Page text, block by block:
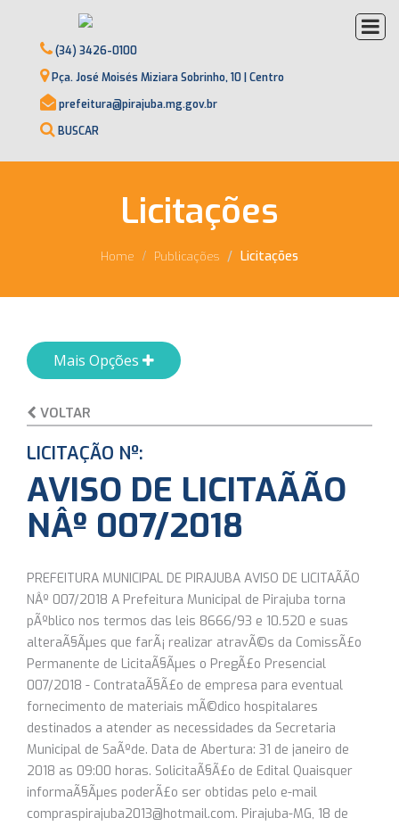
(34) 3426-0100
Pça. José Moisés Miziara Sobrinho, 10 | Centro
prefeitura@pirajuba.mg.gov.br
BUSCAR
Licitações
Home Publicações Licitações
Mais Opções
VOLTAR
LICITAÇÃO Nº:
AVISO DE LICITAÃÃO
NÂº 007/2018
PREFEITURA MUNICIPAL DE PIRAJUBA AVISO DE LICITAÃÃO
NÂº 007/2018 A Prefeitura Municipal de Pirajuba torna
pÃºblico nos termos das leis 8666/93 e 10.520 e suas
alteraÃ§Ãµes que farÃ¡ realizar atravÃ©s da ComissÃ£o
Permanente de LicitaÃ§Ãµes o PregÃ£o Presencial
007/2018 - ContrataÃ§Ã£o de empresa para eventual
fornecimento de materiais mÃ©dico hospitalares
destinados a atender as necessidades da Secretaria
Municipal de SaÃºde. Data de Abertura: 31 de janeiro de
2018 as 09:00 horas. SolicitaÃ§Ã£o de Edital Quaisquer
informaÃ§Ãµes poderÃ£o ser obtidas pelo e-mail
compraspirajuba2013@hotmail.com. Pirajuba-MG, 18 de